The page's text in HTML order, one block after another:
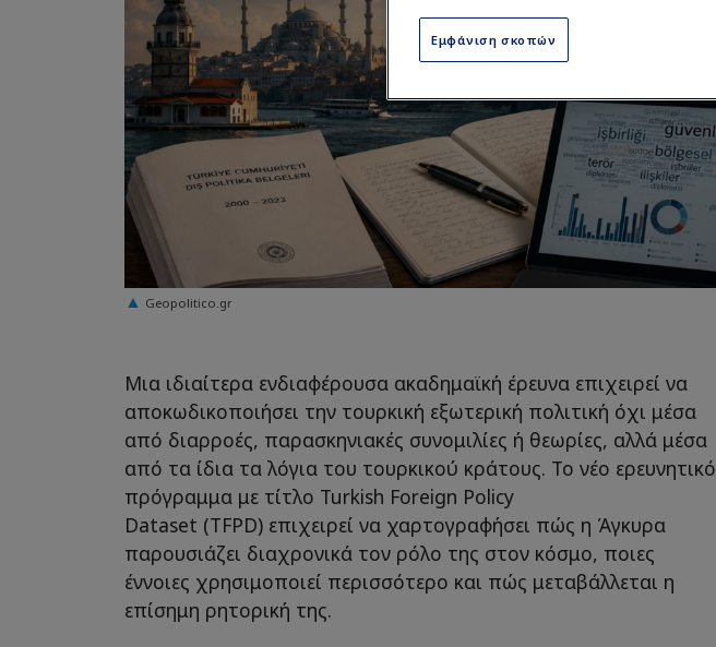
Geopolitico.gr
Μια ιδιαίτερα ενδιαφέρουσα ακαδημαϊκή έρευνα επιχειρεί να
αποκωδικοποιήσει την τουρκική εξωτερική πολιτική όχι μέσα
από διαρροές, παρασκηνιακές συνομιλίες ή θεωρίες, αλλά μέσα
από τα ίδια τα λόγια του τουρκικού κράτους. Το νέο ερευνητικό
πρόγραμμα με τίτλο Turkish Foreign Policy
Dataset (TFPD) επιχειρεί να χαρτογραφήσει πώς η Άγκυρα
παρουσιάζει διαχρονικά τον ρόλο της στον κόσμο, ποιες
έννοιες χρησιμοποιεί περισσότερο και πώς μεταβάλλεται η
επίσημη ρητορική της.
Εμφάνιση σκοπών